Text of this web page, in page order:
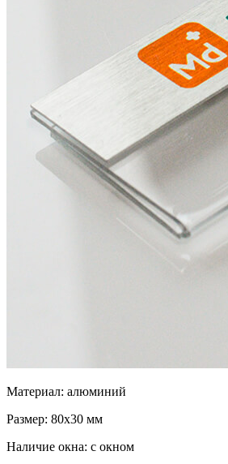
Материал: алюминий
Размер: 80x30 мм
Наличие окна: с окном